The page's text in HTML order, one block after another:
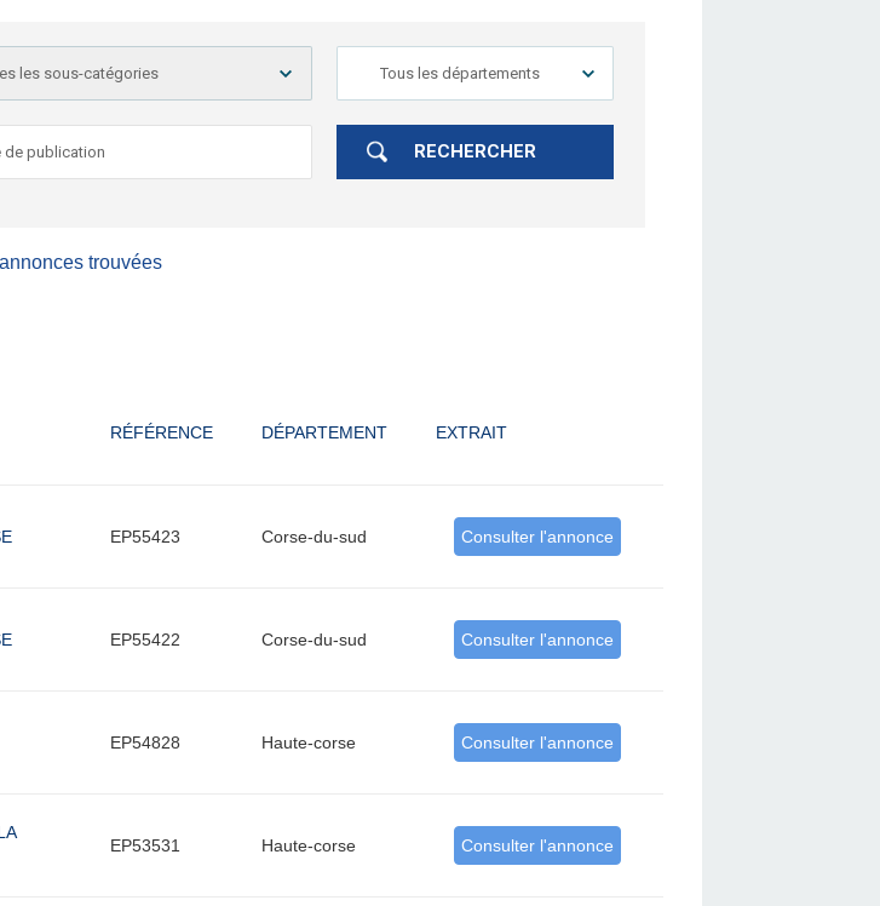
RECHERCHER
trouvées
RÉFÉRENCE DÉPARTEMENT EXTRAIT
EP55423 Corse-du-sud Consulter l'annonce
EP55422 Corse-du-sud Consulter l'annonce
EP54828 Haute-corse Consulter l'annonce
EP53531 Haute-corse Consulter l'annonce